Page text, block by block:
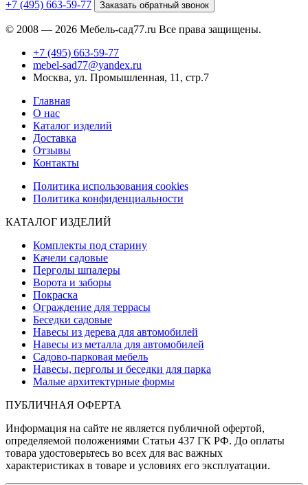
+7 (495) 663-59-77 Заказать обратный звонок
© 2008 — 2026 Мебель-сад77.ru Все права защищены.
+7 (495) 663-59-77
mebel-sad77@yandex.ru
Москва, ул. Промышленная, 11, стр.7
Главная
О нас
Каталог изделий
Доставка
Отзывы
Контакты
Политика использования cookies
Политика конфиденциальности
КАТАЛОГ ИЗДЕЛИЙ
Комплекты под старину
Качели садовые
Перголы шпалеры
Ворота и заборы
Покраска
Ограждение для террасы
Беседки садовые
Навесы из дерева для автомобилей
Навесы из металла для автомобилей
Садово-парковая мебель
Навесы, перголы и беседки для парка
Малые архитектурные формы
ПУБЛИЧНАЯ ОФЕРТА
Информация на сайте не является публичной офертой,
определяемой положениями Статьи 437 ГК РФ. До оплаты
товара удостоверьтесь во всех для вас важных
характеристиках в товаре и условиях его эксплуатации.